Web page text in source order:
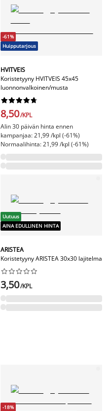
-61%
Huipputarjous
HVITVEIS
Koristetyyny HVITVEIS 45x45
luonnonvalkoinen/musta






8,50/KPL
Alin 30 päivän hinta ennen
kampanjaa: 21,99 /kpl (-61%)
Normaalihinta: 21,99 /kpl (-61%)
Uutuus
AINA EDULLINEN HINTA
ARISTEA
Koristetyyny ARISTEA 30x30 lajitelma






3,50/KPL
-18%